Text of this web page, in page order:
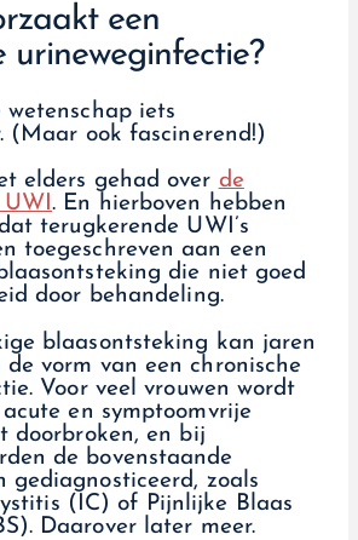
een
urineweginfectie?
iets
(Maar ook fascinerend!)
elders gehad over de
UWI. En hierboven hebben
terugkerende UWI’s
toegeschreven aan een
die niet goed
door behandeling.
blaasontsteking kan jaren
vorm van een chronische
Voor veel vrouwen wordt
en symptoomvrije
doorbroken, en bij
de bovenstaande
gediagnosticeerd, zoals
(IC) of Pijnlijke Blaas
Daarover later meer.